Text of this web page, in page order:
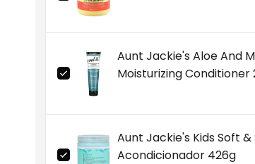
Aunt Jackie's Aloe And
Moisturizing Conditioner
Aunt Jackie's Kids Soft
Acondicionador 426g